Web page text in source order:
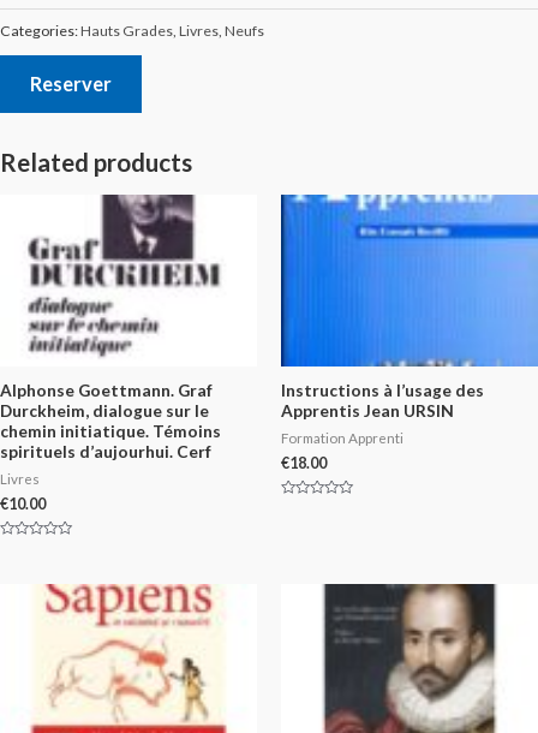
Categories:Hauts Grades Livres Neufs
Reserver
Related products
Alphonse Goettmann. Graf
Durckheim, dialogue sur le
chemin initiatique. Témoins
spirituels d’aujourhui. Cerf
Livres
€10.00
Instructions à l’usage des
Apprentis Jean URSIN
Formation Apprenti
€18.00